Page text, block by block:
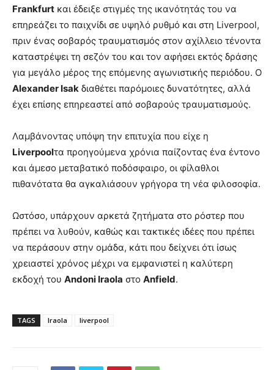
Frankfurt και έδειξε στιγμές της ικανότητάς του να
επηρεάζει το παιχνίδι σε υψηλό ρυθμό και στη Liverpool,
πριν ένας σοβαρός τραυματισμός στον αχίλλειο τένοντα
καταστρέψει τη σεζόν του και τον αφήσει εκτός δράσης
για μεγάλο μέρος της επόμενης αγωνιστικής περιόδου. Ο
Alexander Isak διαθέτει παρόμοιες δυνατότητες, αλλά
έχει επίσης επηρεαστεί από σοβαρούς τραυματισμούς.
Λαμβάνοντας υπόψη την επιτυχία που είχε η
Liverpoolτα προηγούμενα χρόνια παίζοντας ένα έντονο
και άμεσο μεταβατικό ποδόσφαιρο, οι φίλαθλοι
πιθανότατα θα αγκαλιάσουν γρήγορα τη νέα φιλοσοφία.
Ωστόσο, υπάρχουν αρκετά ζητήματα στο ρόστερ που
πρέπει να λυθούν, καθώς και τακτικές ιδέες που πρέπει
να περάσουν στην ομάδα, κάτι που δείχνει ότι ίσως
χρειαστεί χρόνος μέχρι να εμφανιστεί η καλύτερη
εκδοχή του Andoni Iraola στο Anfield.
TAGS Iraola liverpool